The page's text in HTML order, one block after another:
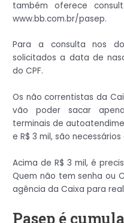
também oferece
www.bb.com.br/pasep.
Para a consulta nos
solicitados a data de
do CPF.
Os não correntistas da
vão poder sacar
terminais de
e R$ 3 mil, são
Acima de R$ 3 mil, é
Quem não tem senha ou
agência da Caixa para
Pasep é